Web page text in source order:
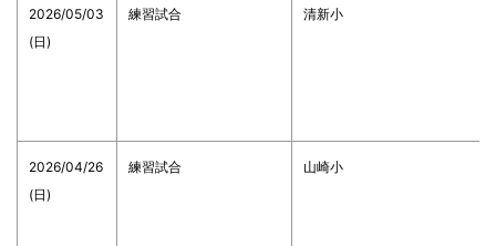
2026/05/03
(日)
練習試合 清新小
2026/04/26
(日)
練習試合 山崎小